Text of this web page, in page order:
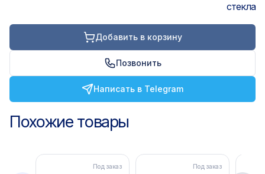
стекла
Добавить в корзину
Позвонить
Написать в Telegram
Похожие товары
Под заказ Под заказ